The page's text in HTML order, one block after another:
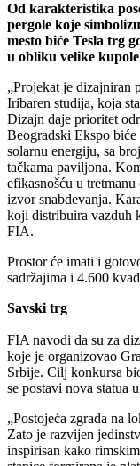
Od karakteristika
pergole koje
mesto biće Tesla trg
u obliku velike kupole
„Projekat je dizajniran
Iribaren studija, koja
Dizajn daje prioritet
Beogradski Ekspo
solarnu energiju, sa
tačkama paviljona.
efikasnošću u
izvor snabdevanja.
koji distribuira vazduh
FIA.
Prostor će imati i
sadržajima i 4.600
Savski trg
FIA navodi da su za
koje je organizovao
Srbije. Cilj konkursa
se postavi nova statua
„Postojeća zgrada na
Zato je razvijen
inspirisan kako